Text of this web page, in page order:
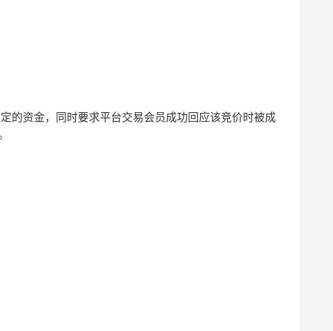
的资金，同时要求平台交易会员成功回应该竞价时被成